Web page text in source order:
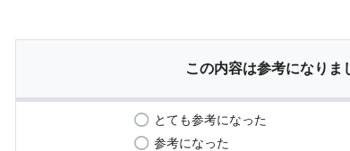
この内容は参考になりま
とても参考になった
参考になった